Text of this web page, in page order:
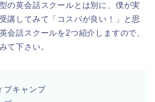
の英会話スクールとは別に、僕が実
講してみて「コスパが良い！」と思
会話スクールを2つ紹介しますので、
て下さい。
ブキャンプ